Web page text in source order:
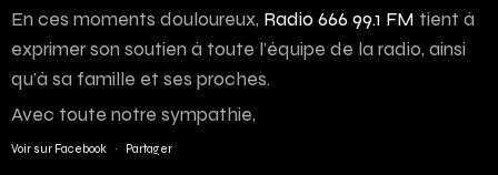
En ces moments douloureux, Radio 666 99.1 FM tient à
exprimer son soutien à toute l’équipe de la radio, ainsi
qu’à sa famille et ses proches.
Avec toute notre sympathie,
Voir sur Facebook · Partager